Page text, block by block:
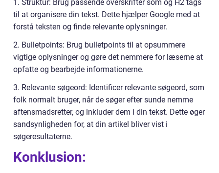
1. Struktur: Brug passende overskrifter som og H2 tags
til at organisere din tekst. Dette hjælper Google med at
forstå teksten og finde relevante oplysninger.
2. Bulletpoints: Brug bulletpoints til at opsummere
vigtige oplysninger og gøre det nemmere for læserne at
opfatte og bearbejde informationerne.
3. Relevante søgeord: Identificer relevante søgeord, som
folk normalt bruger, når de søger efter sunde nemme
aftensmadsretter, og inkluder dem i din tekst. Dette øger
sandsynligheden for, at din artikel bliver vist i
søgeresultaterne.
Konklusion: